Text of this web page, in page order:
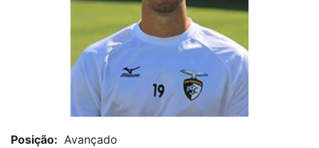
Posição: Avançado